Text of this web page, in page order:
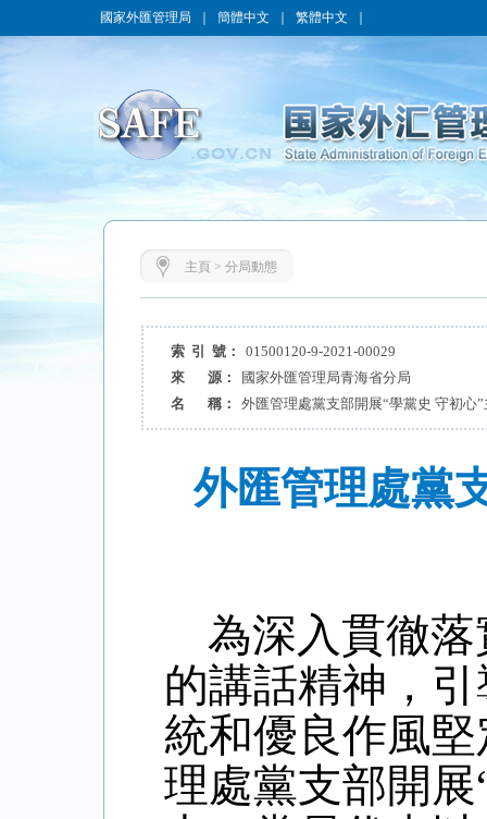
國家外匯管理局 簡體中文 繁體中文
主頁 > 分局動態
索 引 號：
01500120-9-2021-00029
來 源：
國家外匯管理局青海省分局
名 稱：
外匯管理處黨支部開展“學黨史 守初心
外匯管理處黨
為深入貫徹落
的講話精神，
統和優良作風
理處黨支部開